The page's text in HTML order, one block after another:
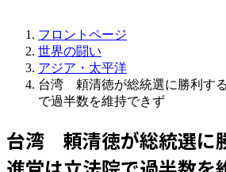
フロントページ
世界の闘い
アジア・太平洋
台湾 頼清徳が総統選に勝利す
で過半数を維持できず
台湾 頼清徳が総統選に